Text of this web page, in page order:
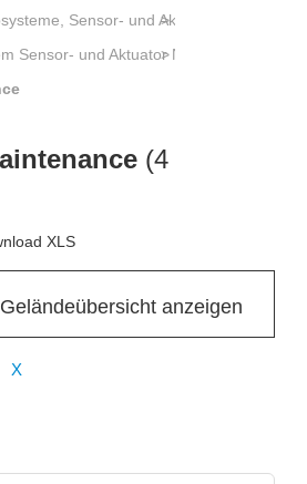
Sensor- und Aktuator Netzwerk , CPS
(4
XLS
anzeigen
X